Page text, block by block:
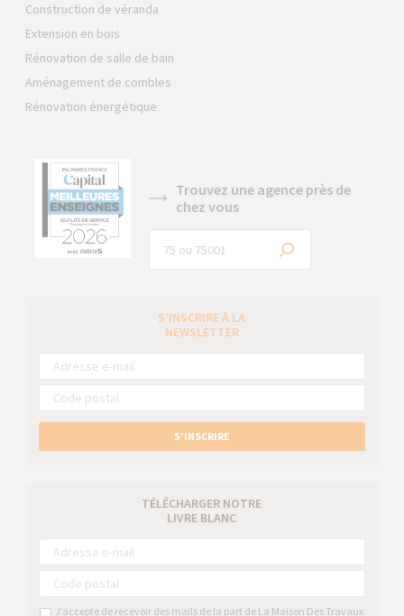
Construction de véranda
Extension en bois
Rénovation de salle de bain
Aménagement de combles
Rénovation énergétique
Trouvez une agence près de
chez vous
S’INSCRIRE À LA
NEWSLETTER
S’INSCRIRE
TÉLÉCHARGER NOTRE
LIVRE BLANC
J’accepte de recevoir des mails de la part de La Maison Des Travaux